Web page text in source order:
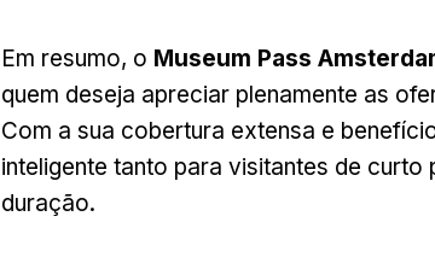
Em resumo, o Museum Pass
quem deseja apreciar plenamente as
Com a sua cobertura extensa e
inteligente tanto para visitantes de
duração.